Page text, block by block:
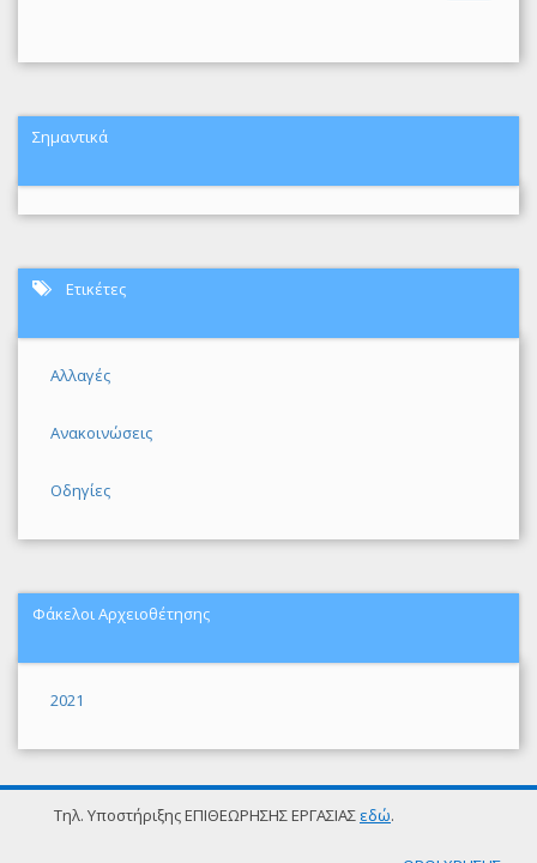
Σημαντικά
Ετικέτες
Αλλαγές
Ανακοινώσεις
Οδηγίες
Φάκελοι Αρχειοθέτησης
2021
Τηλ. Υποστήριξης ΕΠΙΘΕΩΡΗΣΗΣ ΕΡΓΑΣΙΑΣ εδώ.